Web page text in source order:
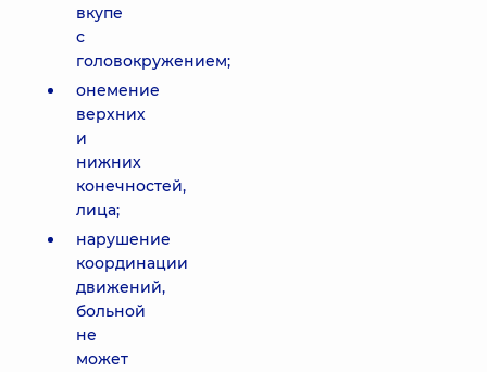
вкупе
с
головокружением;
онемение
верхних
и
нижних
конечностей,
лица;
нарушение
координации
движений,
больной
не
может